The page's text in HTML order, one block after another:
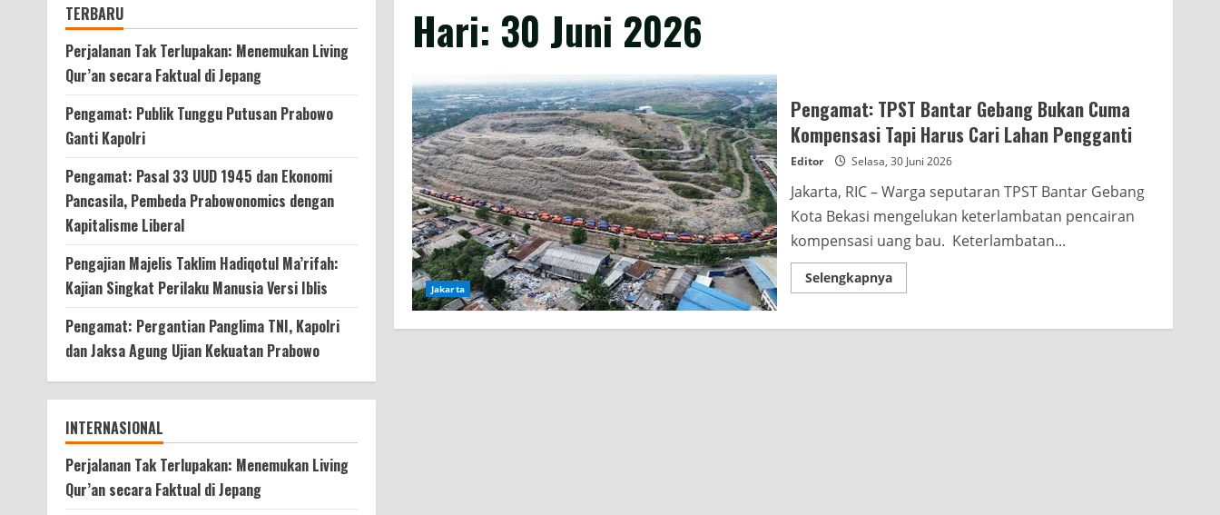
Hari: 30 Juni 2026
Jakarta
Pengamat: TPST Bantar Gebang Bukan Cuma
Kompensasi Tapi Harus Cari Lahan Pengganti
Editor Selasa, 30 Juni 2026
Jakarta, RIC – Warga seputaran TPST Bantar Gebang
Kota Bekasi mengelukan keterlambatan pencairan
kompensasi uang bau. Keterlambatan...
SelengkapnyaRead
more
TPST
TERBARU
Perjalanan Tak Terlupakan: Menemukan Living
Qur’an secara Faktual di Jepang
Pengamat: Publik Tunggu Putusan Prabowo
Ganti Kapolri
Pengamat: Pasal 33 UUD 1945 dan Ekonomi
Pancasila, Pembeda Prabowonomics dengan
Kapitalisme Liberal
Pengajian Majelis Taklim Hadiqotul Ma’rifah:
Kajian Singkat Perilaku Manusia Versi Iblis
Pengamat: Pergantian Panglima TNI, Kapolri
dan Jaksa Agung Ujian Kekuatan Prabowo
INTERNASIONAL
Perjalanan Tak Terlupakan: Menemukan Living
Qur’an secara Faktual di Jepang